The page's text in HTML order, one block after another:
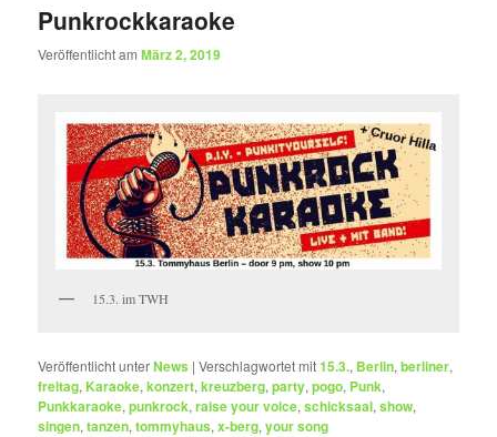
Punkrockkaraoke
Veröffentlicht amMärz 2, 2019
15.3. im TWH
Veröffentlicht unterNews |Verschlagwortet mit15.3., Berlin,berliner,
freitag, Karaoke,konzert,kreuzberg,party,pogo, Punk,
Punkkaraoke,punkrock,raise your voice,schicksaal,show,
singen,tanzen,tommyhaus,x-berg,your song